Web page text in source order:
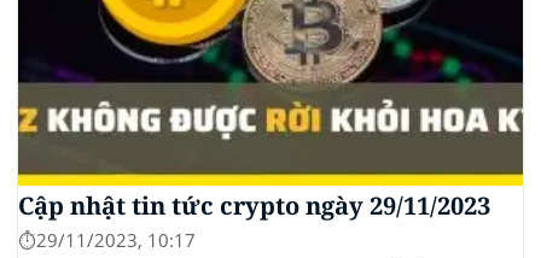
Cập nhật tin tức crypto ngày 29/11/2023
⏱️29/11/2023, 10:17